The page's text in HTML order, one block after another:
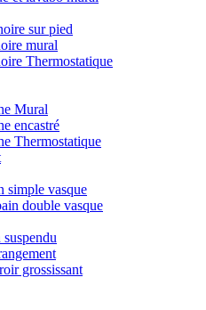
sur pied
mural
Thermostatique
Mural
encastré
Thermostatique
simple vasque
double vasque
grossissant